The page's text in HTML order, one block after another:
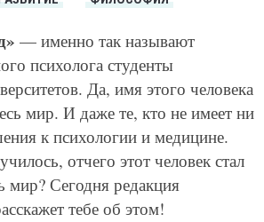
— именно так называют
психолога студенты
Да, имя этого человека
мир. И даже те, кто не имеет ни
к психологии и медицине.
отчего этот человек стал
мир? Сегодня редакция
тебе об этом!